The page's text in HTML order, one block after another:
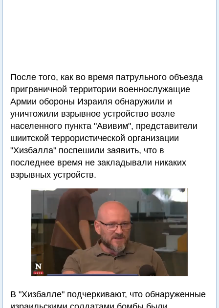
После того, как во время патрульного объезда
приграничной территории военнослужащие
Армии обороны Израиля обнаружили и
уничтожили взрывное устройство возле
населенного пункта "Авивим", представители
шиитской террористической организации
"Хизбалла" поспешили заявить, что в
последнее время не закладывали никаких
взрывных устройств.
В "Хизбалле" подчеркивают, что обнаруженные